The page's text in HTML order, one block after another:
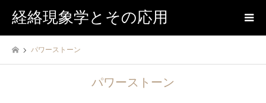
経絡現象学とその応用
パワーストーン
パワーストーン